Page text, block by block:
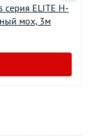
серия ELITE H-
мох, 3м